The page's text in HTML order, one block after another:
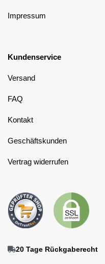
Impressum
Kundenservice
Versand
FAQ
Kontakt
Geschäftskunden
Vertrag widerrufen
20 Tage Rückgaberecht